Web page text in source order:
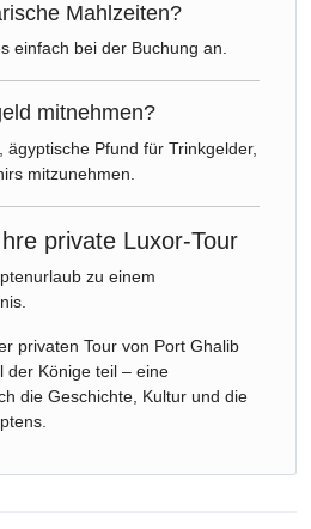
Mahlzeiten?
einfach bei der Buchung an.
mitnehmen?
Pfund für Trinkgelder,
mitzunehmen.
private Luxor-Tour
zu einem
privaten Tour von Port Ghalib
der Könige teil – eine
die Geschichte, Kultur und die